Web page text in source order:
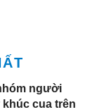
người
cua trên